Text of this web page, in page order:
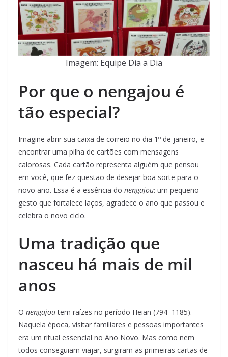
Imagem: Equipe Dia a Dia
Por que o nengajou é
tão especial?
Imagine abrir sua caixa de correio no dia 1º de janeiro, e
encontrar uma pilha de cartões com mensagens
calorosas. Cada cartão representa alguém que pensou
em você, que fez questão de desejar boa sorte para o
novo ano. Essa é a essência do nengajou: um pequeno
gesto que fortalece laços, agradece o ano que passou e
celebra o novo ciclo.
Uma tradição que
nasceu há mais de mil
anos
O nengajoutem raízes no período Heian (794–1185).
Naquela época, visitar familiares e pessoas importantes
era um ritual essencial no Ano Novo. Mas como nem
todos conseguiam viajar, surgiram as primeiras cartas de